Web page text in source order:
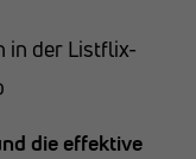
in der Listflix-
die effektive